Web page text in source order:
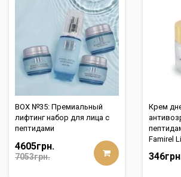
BOX №35: Премиальный
лифтинг набор для лица с
пептидами
4605грн.
7053грн.
Крем
Famirel